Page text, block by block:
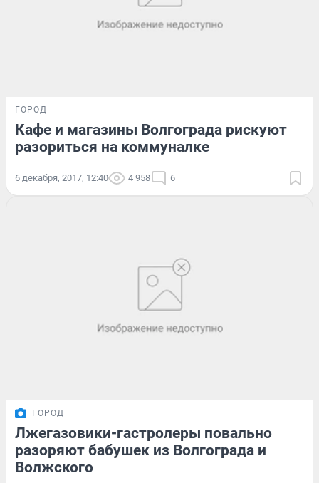
ГОРОД
Кафе и магазины Волгограда рискуют
разориться на коммуналке
6 декабря, 2017, 12:40 4 958 6
ГОРОД
Лжегазовики-гастролеры повально
разоряют бабушек из Волгограда и
Волжского